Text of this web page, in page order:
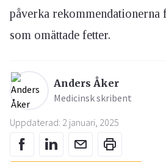
påverka rekommendationerna
som omättade fetter.
Anders Åker
Medicinsk skribent
Uppdaterad: 2 januari, 2025